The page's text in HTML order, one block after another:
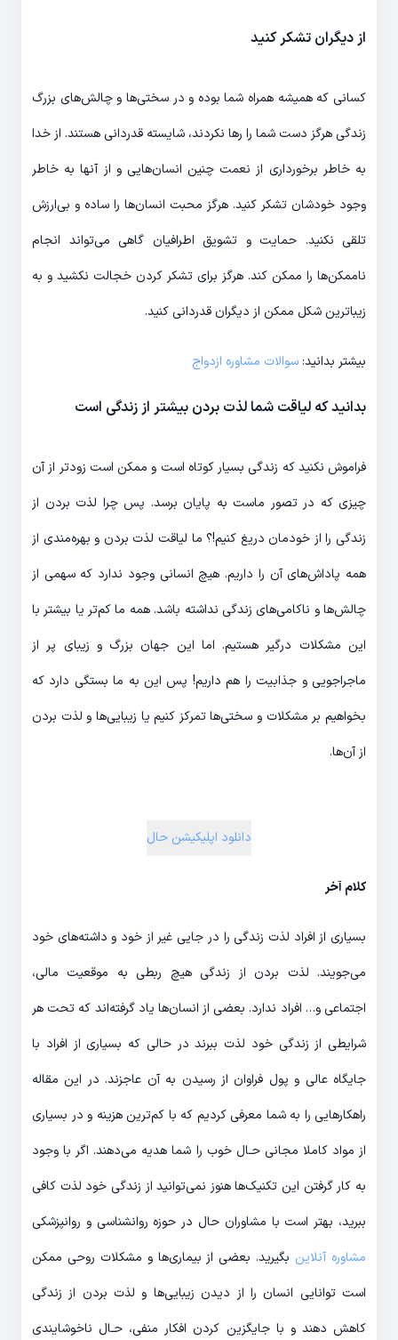
از دیگران تشکر کنید
کسانی که همیشه همراه شما بوده و در سختی‎‌ها و چالش‎‌های بزرگ
زندگی هرگز دست شما را رها نکردند، شایسته قدردانی هستند. از خدا
به خاطر برخورداری از نعمت چنین انسان‌‎هایی و از آن‎ها به خاطر
وجود خودشان تشکر کنید. هرگز محبت انسان‎‌ها را ساده و بی‌‎ارزش
تلقی نکنید. حمایت و تشویق اطرافیان گاهی می‎‌تواند انجام
ناممکن‌‎ها را ممکن کند. هرگز برای تشکر کردن خجالت نکشید و به
زیبا‌‌ترین شکل ممکن از دیگران قدر‌دانی کنید.
بیشتر بدانید:سوالات مشاوره ازدواج
بدانید که لیاقت شما لذت بردن بیشتر از زندگی است
فراموش نکنید که زندگی بسیار کوتاه است و ممکن است زودتر از آن
چیزی که در تصور ماست به پایان برسد. پس چرا لذت بردن از
زندگی را از خودمان دریغ کنیم!؟ ما لیاقت لذت بردن و بهره‎‌مندی از
همه پاداش‎‌های آن را داریم. هیچ انسانی وجود ندارد که سهمی از
چالش‌‎ها و ناکامی‌‎های زندگی نداشته باشد. همه ما کم‌تر یا بیشتر با
این مشکلات درگیر هستیم. اما این جهان بزرگ و زیبای پر از
ماجراجویی و جذابیت را هم داریم! پس این به ما بستگی دارد که
بخواهیم بر مشکلات و سختی‎‌ها تمرکز کنیم یا زیبایی‌‎ها و لذت بردن
از آن‌‎ها.
دانلود اپلیکیشن حال
کلام آخر
بسیاری از افراد لذت زندگی را در جایی غیر از خود و داشته‌‎های خود
می‌‎جویند. لذت بردن از زندگی هیچ ربطی به موقعیت مالی،
اجتماعی و… افراد ندارد. بعضی از انسان‌‎ها یاد گرفته‌‎اند که تحت هر
شرایطی از زندگی خود لذت ببرند در حالی که بسیاری از افراد با
جایگاه عالی و پول فراوان از رسیدن به آن عاجزند. در این مقاله
راهکارهایی را به شما معرفی کردیم که با کم‌ترین هزینه و در بسیاری
از مواد کاملا مجانی حـال خوب را شما هدیه می‌‎دهند. اگر با وجود
به کار گرفتن این تکنیک‎‌ها هنوز نمی‎‌توانید از زندگی خود لذت کافی
ببرید، ‎بهتر است با مشاوران حال در حوزه روانشناسی و روانپزشکی
مشاوره آنلاین
بگیرید. بعضی از بیماری‌‎ها و مشکلات روحی ‎ممکن
است توانایی انسان را از دیدن زیبایی‌‎ها و لذت بردن از زندگی
کاهش دهند و با جایگزین کردن افکار منفی، حـال ناخوشایندی